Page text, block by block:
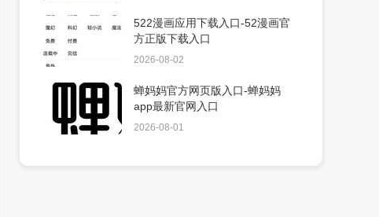
522漫画应用下载入口-52漫画官
方正版下载入口
2026-08-02
蝉妈妈官方网页版入口-蝉妈妈
app最新官网入口
2026-08-01